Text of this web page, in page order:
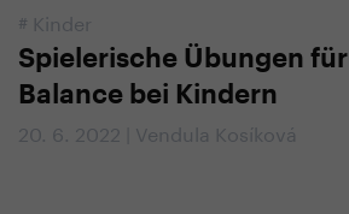
# Kinder
Spielerische Übungen
Balance bei Kindern
20. 6. 2022 | Vendula Kosíková